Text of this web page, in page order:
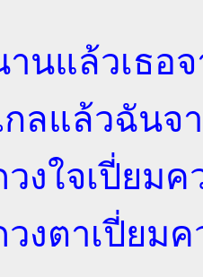
านแล้วเธอ
กลแล้วฉันจ
วงใจเปี่ยม
วงตาเปี่ยม